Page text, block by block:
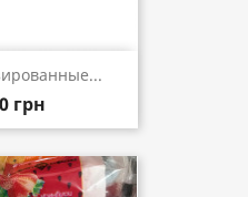
грн